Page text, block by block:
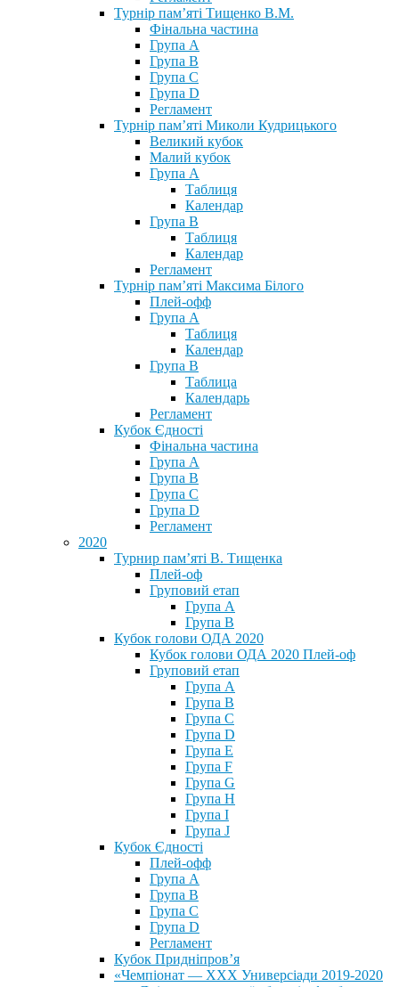
Турнір пам’яті Тищенко В.М.
Фінальна частина
Група А
Група В
Група С
Група D
Регламент
Турнір пам’яті Миколи Кудрицького
Великий кубок
Малий кубок
Група А
Таблиця
Календар
Група В
Таблиця
Календар
Регламент
Турнір пам’яті Максима Білого
Плей-офф
Група А
Таблиця
Календар
Група В
Таблица
Календарь
Регламент
Кубок Єдності
Фінальна частина
Група А
Група В
Група С
Група D
Регламент
2020
Турнир пам’яті В. Тищенка
Плей-оф
Груповий етап
Група А
Група В
Кубок голови ОДА 2020
Кубок голови ОДА 2020 Плей-оф
Груповий етап
Група A
Група B
Група C
Група D
Група E
Група F
Група G
Група H
Група I
Група J
Кубок Єдності
Плей-офф
Група А
Група В
Група С
Група D
Регламент
Кубок Придніпров’я
«Чемпіонат — ХХХ Универсіади 2019-2020